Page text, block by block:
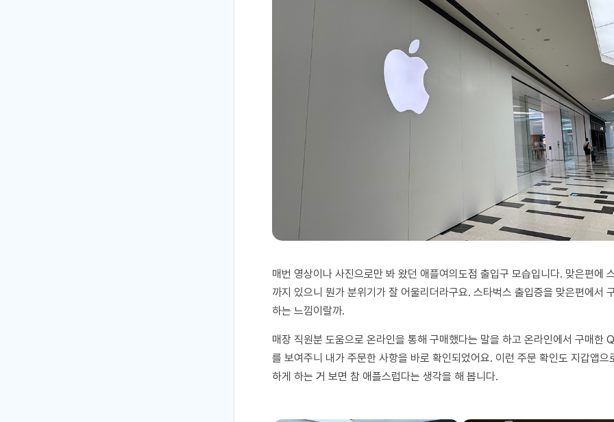
매번 영상이나 사진으로만 봐 왔던 애플여의도점 출입구 모습입니다. 맞은편에
까지 있으니 뭔가 분위기가 잘 어울리더라구요. 스타벅스 출입증을 맞은편에서
하는 느낌이랄까.
매장 직원분 도움으로 온라인을 통해 구매했다는 말을 하고 온라인에서 구매한
를 보여주니 내가 주문한 사항을 바로 확인되었어요. 이런 주문 확인도 지갑앱으
하게 하는 거 보면 참 애플스럽다는 생각을 해 봅니다.